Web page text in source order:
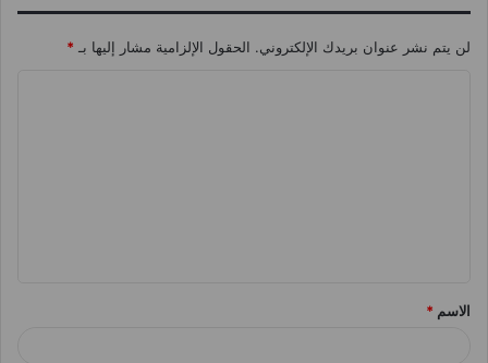
لن يتم نشر عنوان بريدك الإلكتروني. الحقول الإلزامية مشار إليها بـ *
*
الاسم *